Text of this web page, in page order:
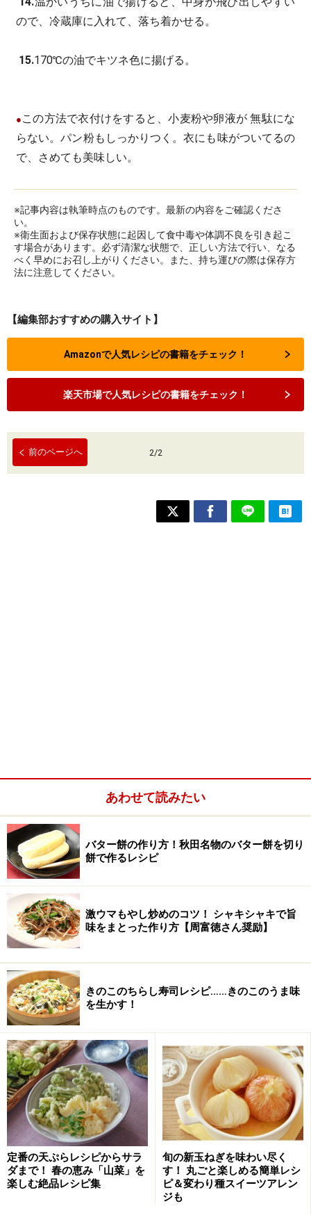
ので、冷蔵庫に入れて、落ち着かせる。
15.170℃の油でキツネ色に揚げる。
● この方法で衣付けをすると、小麦粉や卵液が 無駄にな
らない。パン粉もしっかりつく。衣にも味がついてるの
で、さめても美味しい。
※記事内容は執筆時点のものです。最新の内容をご確認くださ
い。
※衛生面および保存状態に起因して食中毒や体調不良を引き起こ
す場合があります。必ず清潔な状態で、正しい方法で行い、なる
べく早めにお召し上がりください。また、持ち運びの際は保存方
法に注意してください。
【編集部おすすめの購入サイト】
Amazonで人気レシピの書籍をチェック！
楽天市場で人気レシピの書籍をチェック！
前のページへ 2/2
あわせて読みたい
バター餅の作り方！秋田名物のバター餅を切り
餅で作るレシピ
激ウマもやし炒めのコツ！ シャキシャキで旨
味をまとった作り方【周富徳さん奨励】
きのこのちらし寿司レシピ……きのこのうま味
を生かす！
定番の天ぷらレシピからサラ
ダまで！ 春の恵み「山菜」を
楽しむ絶品レシピ集
旬の新玉ねぎを味わい尽く
す！ 丸ごと楽しめる簡単レシ
ピ＆変わり種スイーツアレン
ジも